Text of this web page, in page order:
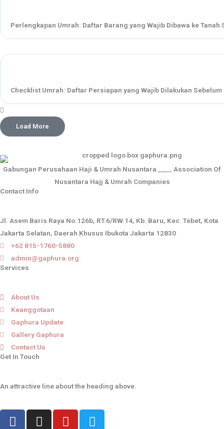
Perlengkapan Umrah: Daftar Barang yang Wajib Dibawa ke Tanah
Checklist Umrah: Daftar Persiapan yang Wajib Dilakukan
Load More
Gabungan Perusahaan Haji & Umrah Nusantara ____ Association Of
Nusantara Hajj & Umrah Companies
Contact Info
Jl. Asem Baris Raya No.126b, RT.6/RW.14, Kb. Baru, Kec. Tebet, Kota
Jakarta Selatan, Daerah Khusus Ibukota Jakarta 12830
+62 815-1760-5880
admin@gaphura.org
Services
About Us
Keanggotaan
Gaphura Update
Gallery Gaphura
Contact Us
Get In Touch
An attractive line about the heading above.
F
I
Y
T